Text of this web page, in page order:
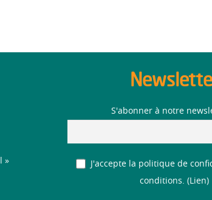
»
S'abonner à notre
J'accepte la politique de
conditions. ( Lien)